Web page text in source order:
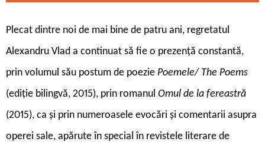
P lecat dintre noi de mai bine de pa­tru ani, regretatul
Alexandru Vlad a continuat să fie o prezență constantă,
prin volumul său postum de poezie Poemele/ The Poems
(ediție bilingvă, 2015), prin romanul Omul de la fereastră
(2015), ca și prin numeroasele evocări și comentarii asupra
operei sale, apărute în special în revistele literare de